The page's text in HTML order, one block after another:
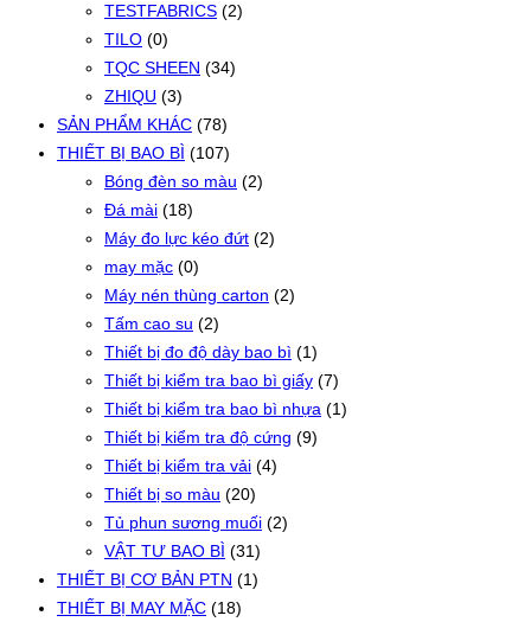
TESTFABRICS (2)
TILO (0)
TQC SHEEN (34)
ZHIQU (3)
SẢN PHẨM KHÁC (78)
THIẾT BỊ BAO BÌ (107)
Bóng đèn so màu (2)
Đá mài (18)
Máy đo lực kéo đứt (2)
may mặc (0)
Máy nén thùng carton (2)
Tấm cao su (2)
Thiết bị đo độ dày bao bì (1)
Thiết bị kiểm tra bao bì giấy (7)
Thiết bị kiểm tra bao bì nhựa (1)
Thiết bị kiểm tra độ cứng (9)
Thiết bị kiểm tra vải (4)
Thiết bị so màu (20)
Tủ phun sương muối (2)
VẬT TƯ BAO BÌ (31)
THIẾT BỊ CƠ BẢN PTN (1)
THIẾT BỊ MAY MẶC (18)